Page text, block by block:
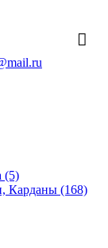
(5)
Карданы (168)